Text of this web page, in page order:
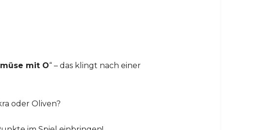
mit O“ – das klingt nach einer
oder Oliven?